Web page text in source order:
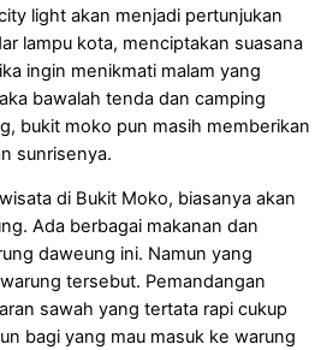
light akan menjadi pertunjukan
lampu kota, menciptakan suasana
ingin menikmati malam yang
bawalah tenda dan camping
bukit moko pun masih memberikan
sunrisenya.
di Bukit Moko, biasanya akan
Ada berbagai makanan dan
daweung ini. Namun yang
tersebut. Pemandangan
sawah yang tertata rapi cukup
bagi yang mau masuk ke warung